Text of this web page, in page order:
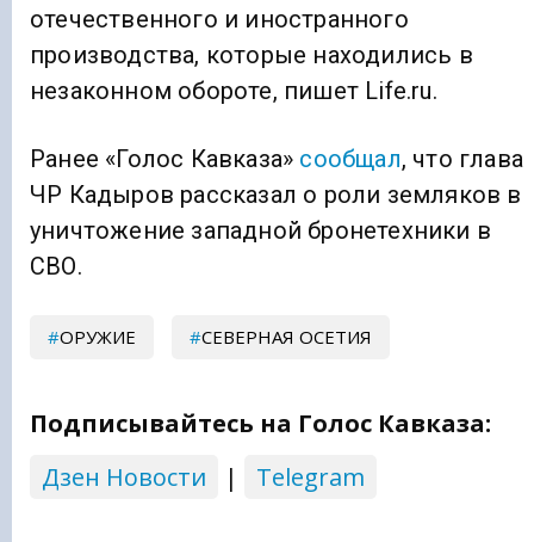
отечественного и иностранного
производства, которые находились в
незаконном обороте, пишет Life.ru.
Ранее «Голос Кавказа» сообщал, что глава
ЧР Кадыров рассказал о роли земляков в
уничтожение западной бронетехники в
СВО.
ОРУЖИЕ СЕВЕРНАЯ ОСЕТИЯ
Подписывайтесь на Голос Кавказа:
Дзен Новости
| Telegram